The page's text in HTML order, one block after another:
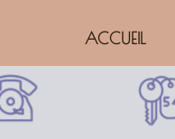
ACCUEIL